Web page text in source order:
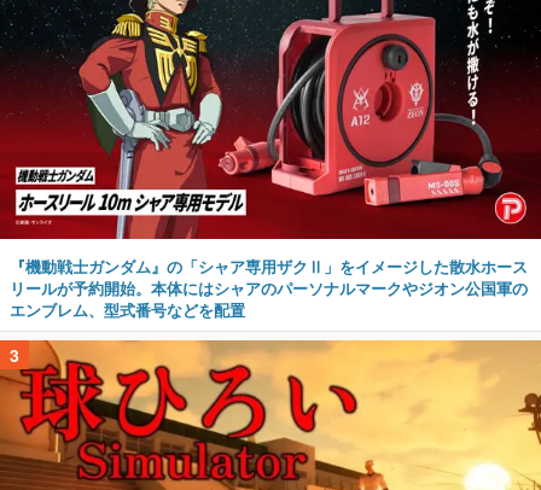
『機動戦士ガンダム』の「シャア専用ザクⅡ」をイメージした散水ホース
リールが予約開始。本体にはシャアのパーソナルマークやジオン公国軍の
エンブレム、型式番号などを配置
3